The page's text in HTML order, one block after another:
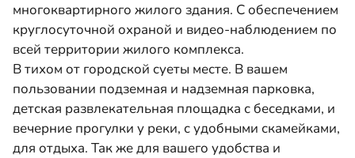
многоквартирного жилого здания. С обеспечением
круглосуточной охраной и видео-наблюдением по
всей территории жилого комплекса.
В тихом от городской суеты месте. В вашем
пользовании подземная и надземная парковка,
детская развлекательная площадка с беседками, и
вечерние прогулки у реки, с удобными скамейками,
для отдыха. Так же для вашего удобства и